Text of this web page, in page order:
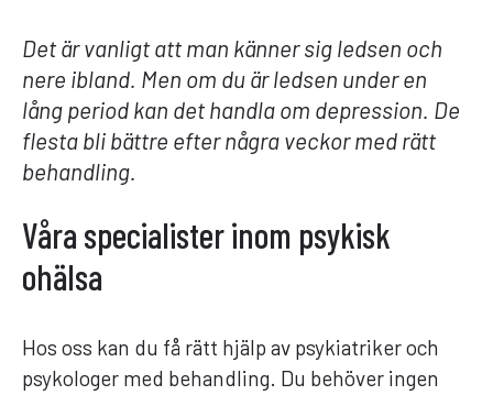
Det är vanligt att man känner sig ledsen och
nere ibland. Men om du är ledsen under en
lång period kan det handla om depression. De
flesta bli bättre efter några veckor med rätt
behandling.
Våra specialister inom psykisk
ohälsa
Hos oss kan du få rätt hjälp av psykiatriker och
psykologer med behandling. Du behöver ingen